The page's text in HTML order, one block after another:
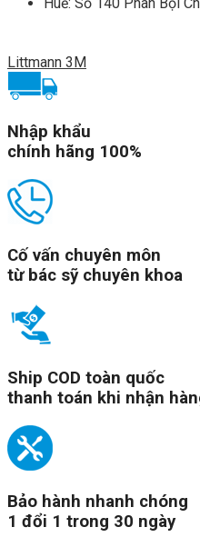
Huế: Số 140 Phan Bội
Littmann 3M
Nhập khẩu
chính hãng 100%
Cố vấn chuyên môn
từ bác sỹ chuyên khoa
Ship COD toàn quốc
thanh toán khi nhận
Bảo hành nhanh chóng
1 đổi 1 trong 30 ngày